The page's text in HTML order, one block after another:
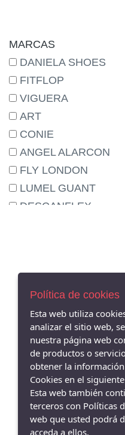
MARCAS
DANIELA SHOES
FITFLOP
VIGUERA
ART
CONIE
ANGEL ALARCON
FLY LONDON
LUMEL GUANT
DESCANFLEX
ARGENTA
CLARA RUBIO
CALLAGHAN
AURELIAS
DRUCKER
GAIMO
PIESANTO
DANSI
POLÍTICA DE
ENVÍOS Y
PAGO SEGURO
Política de cookies
Esta web utiliza
analizar el sitio web,
nuestra página web
de productos o
obtener la
Cookies en el
Esta web también
terceros con Políticas
web que usted podrá
acceda a ellos.